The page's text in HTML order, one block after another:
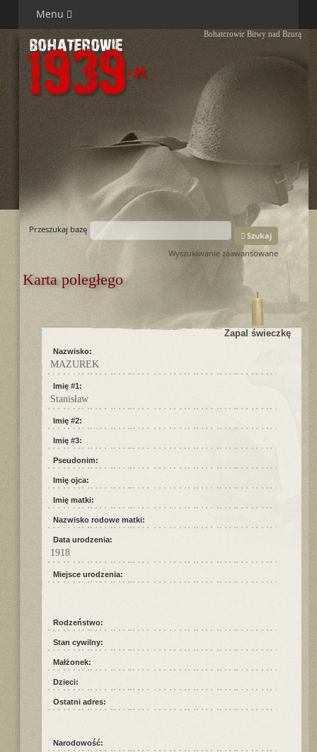
Menu
Bohaterowie Bitwy nad Bzurą
Przeszukaj bazę
Szukaj
Wyszukiwanie zaawansowane
Karta poległego
Zapal świeczkę
Nazwisko:
MAZUREK
Imię #1:
Stanisław
Imię #2:
Imię #3:
Pseudonim:
Imię ojca:
Imię matki:
Nazwisko rodowe matki:
Data urodzenia:
1918
Miejsce urodzenia:
Rodzeństwo:
Stan cywilny:
Małżonek:
Dzieci:
Ostatni adres:
Narodowość: